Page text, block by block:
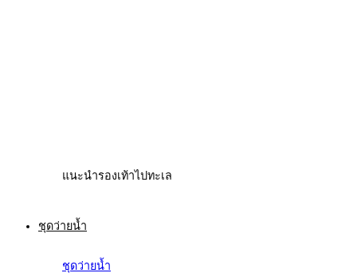
แนะนำรองเท้าไปทะเล
ชุดว่ายน้ำ
ชุดว่ายน้ำ